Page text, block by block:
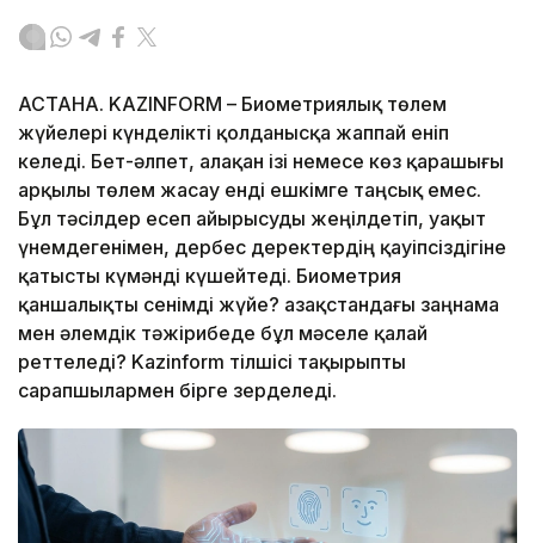
АСТАНА. KAZINFORM – Биометриялық төлем
жүйелері күнделікті қолданысқа жаппай еніп
келеді. Бет-әлпет, алақан ізі немесе көз қарашығы
арқылы төлем жасау енді ешкімге таңсық емес.
Бұл тәсілдер есеп айырысуды жеңілдетіп, уақыт
үнемдегенімен, дербес деректердің қауіпсіздігіне
қатысты күмәнді күшейтеді. Биометрия
қаншалықты сенімді жүйе? Қазақстандағы заңнама
мен әлемдік тәжірибеде бұл мәселе қалай
реттеледі? Kazinform тілшісі тақырыпты
сарапшылармен бірге зерделеді.